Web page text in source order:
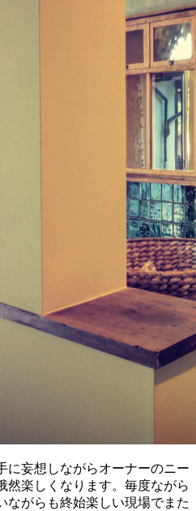
に妄想しながらオーナーのニー
然楽しくなります。毎度ながら
ながらも終始楽しい現場でまた